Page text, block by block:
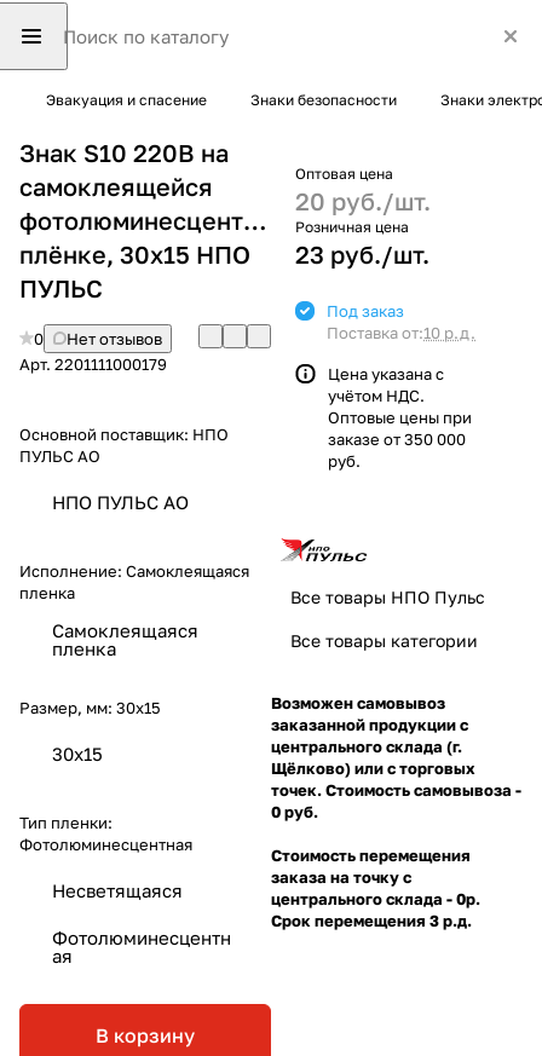
Эвакуация и спасение Знаки безопасности Знаки
Знак S10 220В на
самоклеящейся
фотолюминесцентной
плёнке, 30х15 НПО
ПУЛЬС
0
Нет отзывов
Арт. 2201111000179
Основной поставщик: НПО
ПУЛЬС АО
НПО ПУЛЬС АО
Исполнение: Самоклеящаяся
пленка
Самоклеящаяся
пленка
Размер, мм: 30х15
30х15
Тип пленки:
Фотолюминесцентная
Несветящаяся
Фотолюминесцентн
ая
В корзину
Оптовая цена
20 руб./шт.
Розничная цена
23 руб./шт.
Под заказ
Поставка от:10 р.д.
Цена указана с
учётом НДС.
Оптовые цены при
заказе от 350 000
руб.
Все товары НПО Пульс
Все товары категории
Возможен самовывоз
заказанной продукции с
центрального склада (г.
Щёлково) или с торговых
точек. Стоимость самовывоза -
0 руб.
Стоимость перемещения
заказа на точку с
центрального склада - 0р.
Срок перемещения 3 р.д.